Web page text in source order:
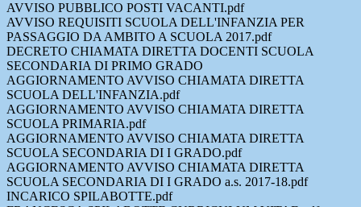
AVVISO PUBBLICO POSTI VACANTI.pdf
AVVISO REQUISITI SCUOLA DELL'INFANZIA PER
PASSAGGIO DA AMBITO A SCUOLA 2017.pdf
DECRETO CHIAMATA DIRETTA DOCENTI SCUOLA
SECONDARIA DI PRIMO GRADO
AGGIORNAMENTO AVVISO CHIAMATA DIRETTA
SCUOLA DELL'INFANZIA.pdf
AGGIORNAMENTO AVVISO CHIAMATA DIRETTA
SCUOLA PRIMARIA.pdf
AGGIORNAMENTO AVVISO CHIAMATA DIRETTA
SCUOLA SECONDARIA DI I GRADO.pdf
AGGIORNAMENTO AVVISO CHIAMATA DIRETTA
SCUOLA SECONDARIA DI I GRADO a.s. 2017-18.pdf
INCARICO SPILABOTTE.pdf